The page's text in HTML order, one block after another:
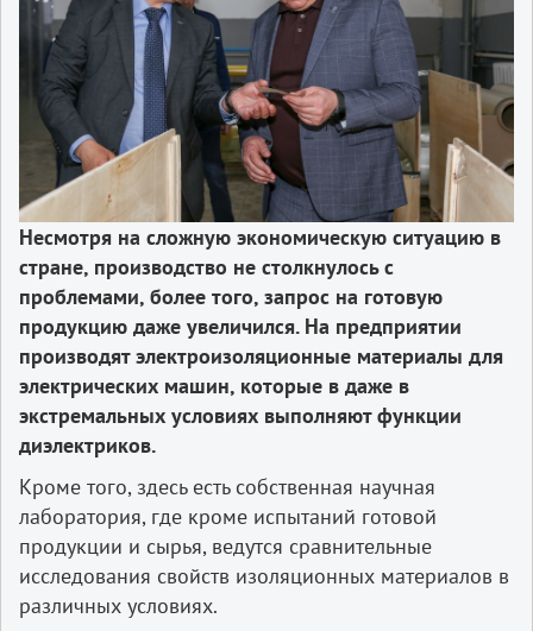
Несмотря на сложную экономическую ситуацию в
стране, производство не столкнулось с
проблемами, более того, запрос на готовую
продукцию даже увеличился. На предприятии
производят электроизоляционные материалы для
электрических машин, которые в даже в
экстремальных условиях выполняют функции
диэлектриков.
Кроме того, здесь есть собственная научная
лаборатория, где кроме испытаний готовой
продукции и сырья, ведутся сравнительные
исследования свойств изоляционных материалов в
различных условиях.